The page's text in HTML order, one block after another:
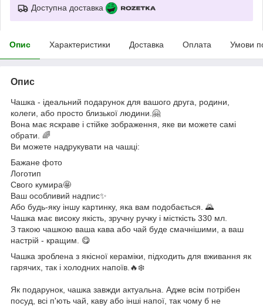
Доступна доставка
Опис Характеристики Доставка Оплата Умови
Опис
Чашка - ідеальний подарунок для вашого друга, родини,
колеги, або просто близької людини.🤗
Вона має яскраве і стійке зображення, яке ви можете самі
обрати. 🌈
Ви можете надрукувати на чашці:
Бажане фото
Логотип
Свого кумира🤩
Ваш особливий надпис✨
Або будь-яку іншу картинку, яка вам подобається. 🌄
Чашка має високу якість, зручну ручку і місткість 330 мл.
З такою чашкою ваша кава або чай буде смачнішими, а ваш
настрій - кращим. 😋
Чашка зроблена з якісної кераміки, підходить для вживання як
гарячих, так і холодних напоїв.🔥❄️
Як подарунок, чашка завжди актуальна. Адже всім потрібен
посуд, всі п'ють чай, каву або інші напої, так чому б не